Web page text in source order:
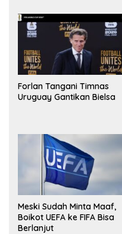
Forlan Tangani Timnas
Uruguay Gantikan Bielsa
Meski Sudah Minta Maaf,
Boikot UEFA ke FIFA Bisa
Berlanjut